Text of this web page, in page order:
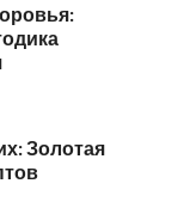
Золотая